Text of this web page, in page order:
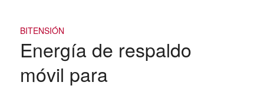
BITENSIÓN
Energía de respaldo
móvil para